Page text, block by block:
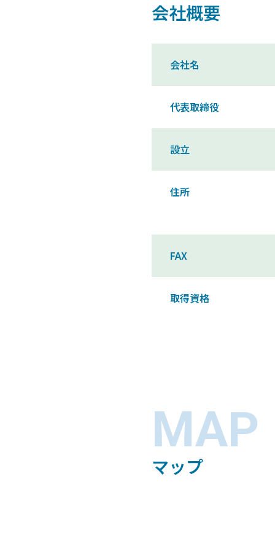
会社概要
会社名
代表取締役
設立
住所
FAX
取得資格
MAP
マップ